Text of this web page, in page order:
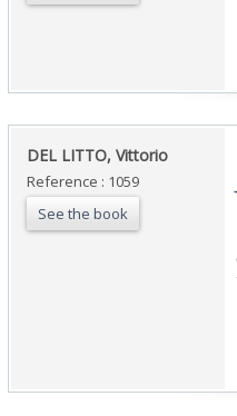
‎DEL LITTO, Vittorio‎
Reference : 1059
See the book